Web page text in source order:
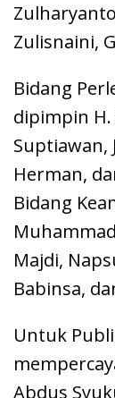
Zulisnaini,
Bidang
dipimpin H.
Suptiawan,
Herman,
Bidang
Majdi,
Babinsa,
Untuk
Abdus